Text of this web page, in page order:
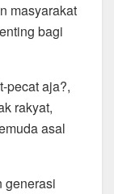
masyarakat
bagi
pecat aja?,
rakyat,
asal
generasi